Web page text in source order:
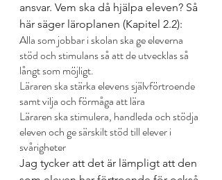
ansvar. Vem ska då hjälpa eleven? Så
här säger läroplanen (Kapitel 2.2):
Alla som jobbar i skolan ska ge eleverna
stöd och stimulans så att de utvecklas så
långt som möjligt.
Läraren ska stärka elevens självförtroende
samt vilja och förmåga att lära
Läraren ska stimulera, handleda och stödja
eleven och ge särskilt stöd till elever i
svårigheter
Jag tycker att det är lämpligt att den